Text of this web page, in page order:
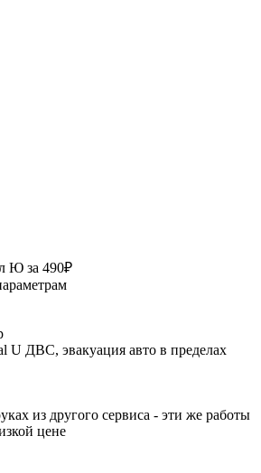
Ю за 490₽
U ДВС, эвакуация авто в пределах
из другого сервиса - эти же работы
цене